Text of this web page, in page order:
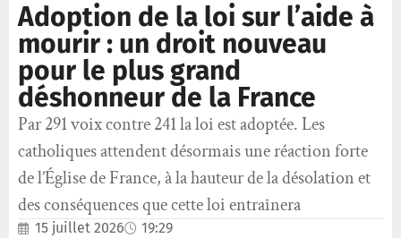
Adoption de la loi sur l’aide à
mourir : un droit nouveau
pour le plus grand
déshonneur de la France
Par 291 voix contre 241 la loi est adoptée. Les
catholiques attendent désormais une réaction forte
de l’Église de France, à la hauteur de la désolation et
des conséquences que cette loi entraînera
15 juillet 2026 19:29